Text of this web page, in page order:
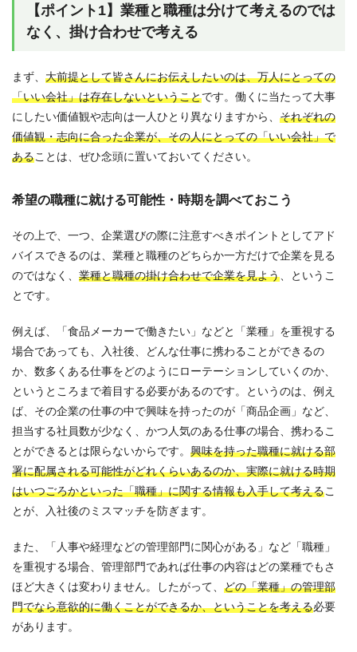
【ポイント1】業種と職種は分けて考えるのでは
なく、掛け合わせで考える
まず、 大前提として皆さんにお伝えしたいのは、万人にとっての
「いい会社」は存在しないということです。働くに当たって大事
にしたい価値観や志向は一人ひとり異なりますから、 それぞれの
価値観・志向に合った企業が、その人にとっての「いい会社」で
あることは、ぜひ念頭に置いておいてください。
希望の職種に就ける可能性・時期を調べておこう
その上で、一つ、企業選びの際に注意すべきポイントとしてアド
バイスできるのは、業種と職種のどちらか一方だけで企業を見る
のではなく、 業種と職種の掛け合わせで企業を見よう 、というこ
とです。
例えば、「食品メーカーで働きたい」などと「業種」を重視する
場合であっても、入社後、どんな仕事に携わることができるの
か、数多くある仕事をどのようにローテーションしていくのか、
というところまで着目する必要があるのです。というのは、例え
ば、その企業の仕事の中で興味を持ったのが「商品企画」など、
担当する社員数が少なく、かつ人気のある仕事の場合、携わるこ
とができるとは限らないからです。 興味を持った職種に就ける部
署に配属される可能性がどれくらいあるのか、実際に就ける時期
はいつごろかといった「職種」に関する情報も入手して考えるこ
とが、入社後のミスマッチを防ぎます。
また、「人事や経理などの管理部門に関心がある」など「職種」
を重視する場合、管理部門であれば仕事の内容はどの業種でもさ
ほど大きくは変わりません。したがって、 どの「業種」の管理部
門でなら意欲的に働くことができるか、ということを考える必要
があります。